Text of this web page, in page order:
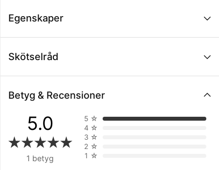
Egenskaper
Skötselråd
Betyg & Recensioner
5.0
1 betyg
5 ☆
4 ☆
3 ☆
2 ☆
1 ☆